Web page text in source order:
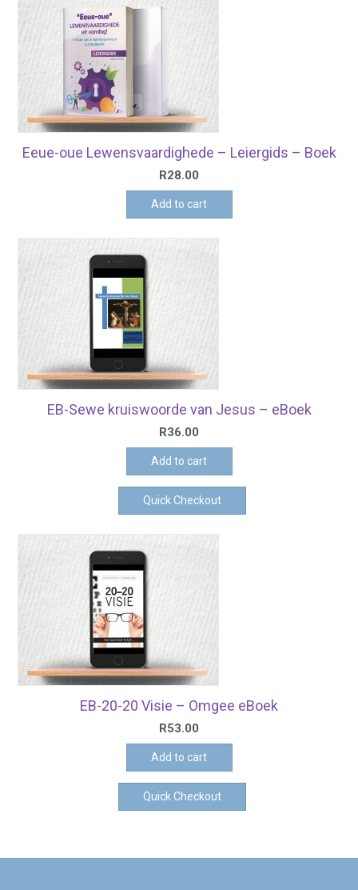
Eeue-oue Lewensvaardighede – Leiergids – Boek
R28.00
Add to cart
EB-Sewe kruiswoorde van Jesus – eBoek
R36.00
Add to cart
Quick Checkout
EB-20-20 Visie – Omgee eBoek
R53.00
Add to cart
Quick Checkout